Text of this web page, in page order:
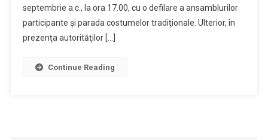
Vor
Avea
septembrie a.c., la ora 17.00, cu o defilare a ansamblurilor
participante şi parada costumelor tradiţionale. Ulterior, în
prezenţa autorităţilor […]
Continue Reading